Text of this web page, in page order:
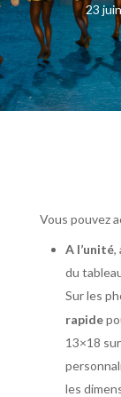
23
Vous pouvez
A l’unité,
du
Sur les
rapide
13×18
les